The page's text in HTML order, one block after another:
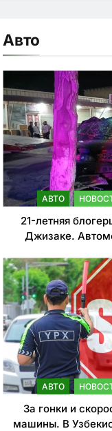
Авто
АВТО
21-летняя
Джизаке.
АВТО
За гонки и
машины. В